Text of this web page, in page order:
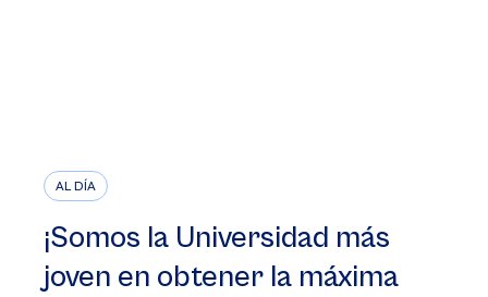
AL DÍA
¡Somos la Universidad más
joven en obtener la máxima